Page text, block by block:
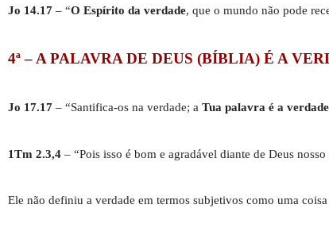
Jo 14.17 – “O Espírito da verdade, que o mundo não pode
4ª – A PALAVRA DE DEUS (BÍBLIA) É A
Jo 17.17 – “Santifica-os na verdade; a Tua palavra é a verdade
1Tm 2.3,4 – “Pois isso é bom e agradável diante de Deus
Ele não definiu a verdade em termos subjetivos como uma